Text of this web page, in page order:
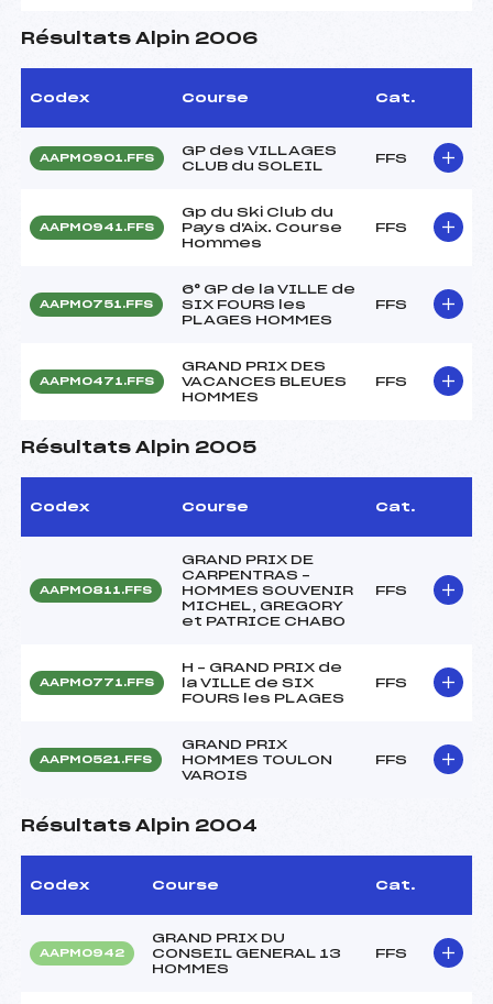
Résultats Alpin 2006
Codex Course Cat.
AAPM0901.FFS
GP des VILLAGES
CLUB du SOLEIL
FFS
AAPM0941.FFS
Gp du Ski Club du
Pays d'Aix. Course
Hommes
FFS
AAPM0751.FFS
6° GP de la VILLE de
SIX FOURS les
PLAGES HOMMES
FFS
AAPM0471.FFS
GRAND PRIX DES
VACANCES BLEUES
HOMMES
FFS
Résultats Alpin 2005
Codex Course Cat.
AAPM0811.FFS
GRAND PRIX DE
CARPENTRAS –
HOMMES SOUVENIR
MICHEL, GREGORY
et PATRICE CHABO
FFS
AAPM0771.FFS
H – GRAND PRIX de
la VILLE de SIX
FOURS les PLAGES
FFS
AAPM0521.FFS
GRAND PRIX
HOMMES TOULON
VAROIS
FFS
Résultats Alpin 2004
Codex Course Cat.
AAPM0942
GRAND PRIX DU
CONSEIL GENERAL 13
HOMMES
FFS